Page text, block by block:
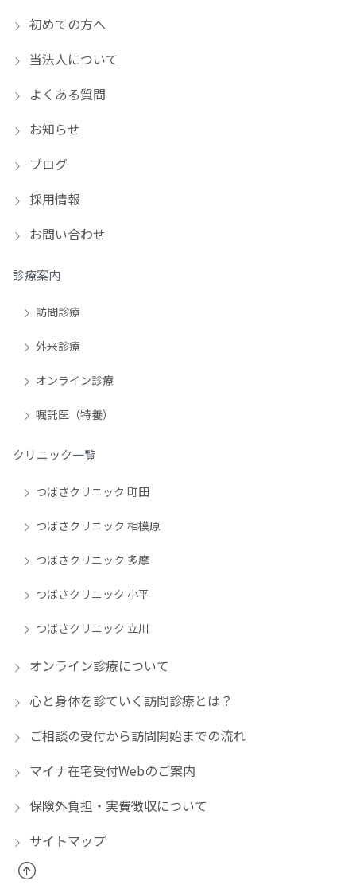
初めての方へ
当法人について
よくある質問
お知らせ
ブログ
採用情報
お問い合わせ
診療案内
訪問診療
外来診療
オンライン診療
嘱託医（特養）
クリニック一覧
つばさクリニック 町田
つばさクリニック 相模原
つばさクリニック 多摩
つばさクリニック 小平
つばさクリニック 立川
オンライン診療について
心と身体を診ていく訪問診療とは？
ご相談の受付から訪問開始までの流れ
マイナ在宅受付Webのご案内
保険外負担・実費徴収について
サイトマップ